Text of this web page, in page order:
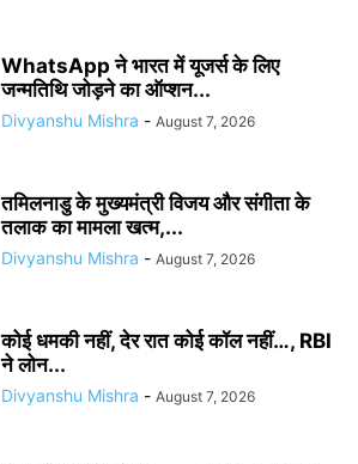
WhatsApp ने भारत में यूजर्स के लिए
जन्मतिथि जोड़ने का ऑप्शन...
Divyanshu Mishra - August 7, 2026
तमिलनाडु के मुख्यमंत्री विजय और संगीता के
तलाक का मामला खत्म,...
Divyanshu Mishra - August 7, 2026
कोई धमकी नहीं, देर रात कोई कॉल नहीं…, RBI
ने लोन...
Divyanshu Mishra - August 7, 2026